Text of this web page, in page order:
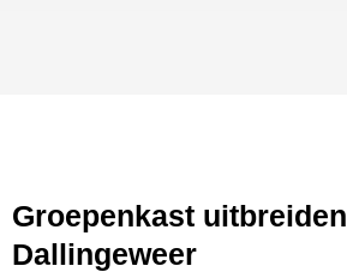
Groepenkast uitbreiden
Dallingeweer